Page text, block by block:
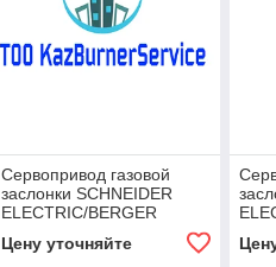
Сервопривод газовой
заслонки SCHNEIDER
ELECTRIC/BERGER
LAHR/DUNGS - SAD 1.5 /
STE4,5 B3.51/6 01R
Цену уточняйте
-